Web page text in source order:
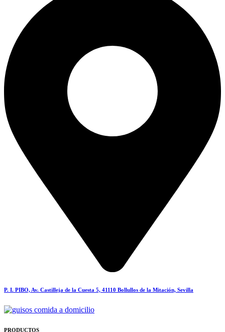
P. I. PIBO, Av. Castilleja de la Cuesta 5, 41110 Bollullos de la Mitación, Sevilla
PRODUCTOS